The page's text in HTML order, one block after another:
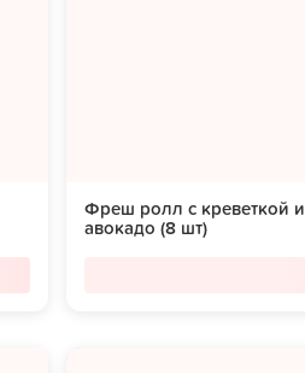
Фреш ролл с креветкой и
авокадо (8 шт)